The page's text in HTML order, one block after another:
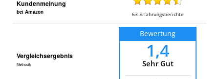
Kundenmeinung
bei Amazon 63 Erfahrungsberichte
Vergleichsergebnis
Methodik
Bewertung
1,4
Sehr Gut